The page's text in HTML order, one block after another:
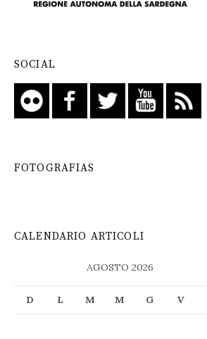
SOCIAL
FOTOGRAFIAS
CALENDARIO ARTICOLI
AGOSTO 2026
D L M M G V